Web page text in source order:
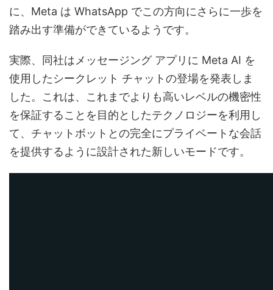
に、Meta は WhatsApp でこの方向にさらに一歩を
踏み出す準備ができているようです。
実際、同社はメッセージング アプリに Meta AI を
使用したシークレット チャットの登場を発表しま
した。これは、これまでよりも高いレベルの機密性
を保証することを目的としたテクノロジーを利用し
て、チャットボットとの完全にプライベートな会話
を提供するように設計された新しいモードです。